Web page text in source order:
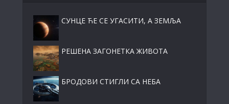
СУНЦЕ ЋЕ СЕ УГАСИТИ, А ЗЕМЉА
РЕШЕНА ЗАГОНЕТКА ЖИВОТА
БРОДОВИ СТИГЛИ СА НЕБА